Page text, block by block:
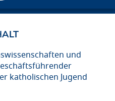
und
katholischen Jugend